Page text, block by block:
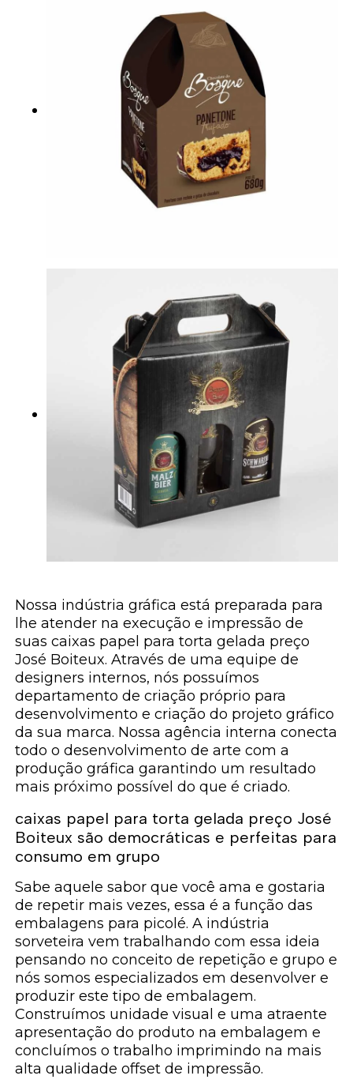
Nossa indústria gráfica está preparada para
lhe atender na execução e impressão de
suas caixas papel para torta gelada preço
José Boiteux. Através de uma equipe de
designers internos, nós possuímos
departamento de criação próprio para
desenvolvimento e criação do projeto gráfico
da sua marca. Nossa agência interna conecta
todo o desenvolvimento de arte com a
produção gráfica garantindo um resultado
mais próximo possível do que é criado.
caixas papel para torta gelada preço José
Boiteux são democráticas e perfeitas para
consumo em grupo
Sabe aquele sabor que você ama e gostaria
de repetir mais vezes, essa é a função das
embalagens para picolé. A indústria
sorveteira vem trabalhando com essa ideia
pensando no conceito de repetição e grupo e
nós somos especializados em desenvolver e
produzir este tipo de embalagem.
Construímos unidade visual e uma atraente
apresentação do produto na embalagem e
concluímos o trabalho imprimindo na mais
alta qualidade offset de impressão.